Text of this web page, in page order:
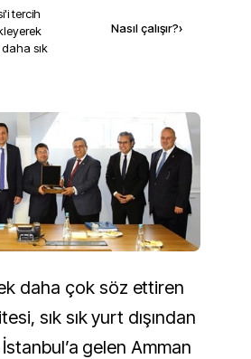
'i tercih
sık
Nasıl çalışır?›
daha çok söz ettiren
sık sık yurt dışından
gelen Amman